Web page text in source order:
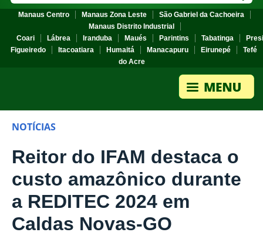
Manaus Centro Manaus Zona Leste
São Gabriel da Cachoeira
Manaus Distrito Industrial
Coari
Lábrea Iranduba Maués Parintins Tabatinga
Figueiredo
Itacoatiara Humaitá Manacapuru Eirunepé
Tefé
do Acre
NOTÍCIAS
Reitor do IFAM destaca o
custo amazônico durante
a REDITEC 2024 em
Caldas Novas-GO